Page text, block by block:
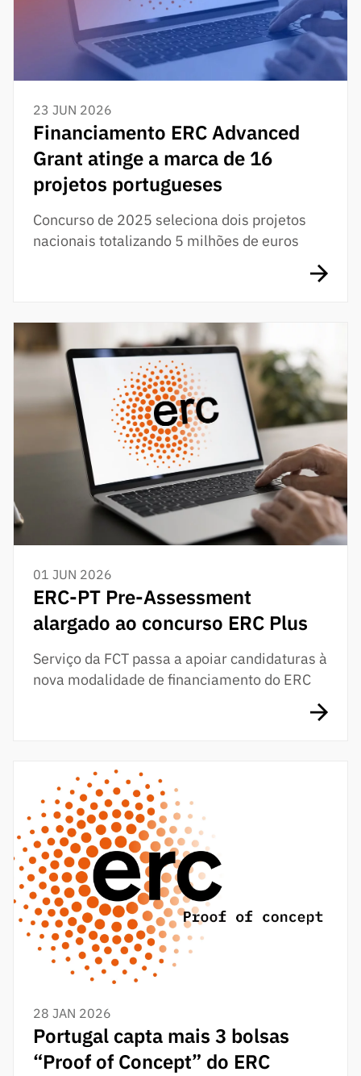
23 JUN 2026
Financiamento ERC Advanced
Grant atinge a marca de 16
projetos portugueses
Concurso de 2025 seleciona dois projetos
nacionais totalizando 5 milhões de euros
01 JUN 2026
ERC-PT Pre-Assessment
alargado ao concurso ERC Plus
Serviço da FCT passa a apoiar candidaturas à
nova modalidade de financiamento do ERC
28 JAN 2026
Portugal capta mais 3 bolsas
“Proof of Concept” do ERC